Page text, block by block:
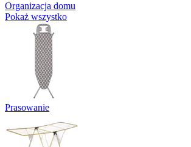
Organizacja domu
Pokaż wszystko
Prasowanie